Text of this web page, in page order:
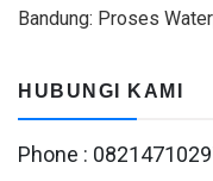
Bandung: Proses
HUBUNGI KAMI
Phone :